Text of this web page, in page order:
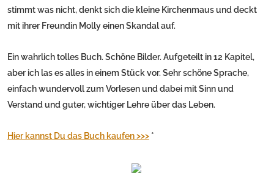
stimmt was nicht, denkt sich die kleine Kirchenmaus und deckt
mit ihrer Freundin Molly einen Skandal auf.
Ein wahrlich tolles Buch. Schöne Bilder. Aufgeteilt in 12 Kapitel,
aber ich las es alles in einem Stück vor. Sehr schöne Sprache,
einfach wundervoll zum Vorlesen und dabei mit Sinn und
Verstand und guter, wichtiger Lehre über das Leben.
Hier kannst Du das Buch kaufen >>> *